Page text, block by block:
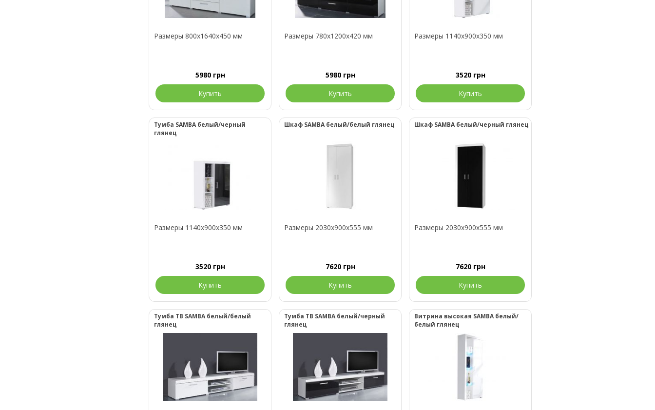
Размеры 800x1640x450 мм
5980 грн
Купить
Размеры 780x1200x420 мм
5980 грн
Купить
Размеры 1140x900x350 мм
3520 грн
Купить
Тумба SAMBA белый/черный
глянец
Размеры 1140x900x350 мм
3520 грн
Купить
Шкаф SAMBA белый/белый глянец
Размеры 2030x900x555 мм
7620 грн
Купить
Шкаф SAMBA белый/черный глянец
Размеры 2030x900x555 мм
7620 грн
Купить
Тумба ТВ SAMBA белый/белый
глянец
Тумба ТВ SAMBA белый/черный
глянец
Витрина высокая SAMBA белый/
белый глянец